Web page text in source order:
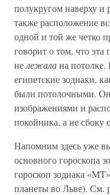
полукругом наверху
также расположение
одной и той же четко
говорит о том, что эта
нележалана потолке.
египетские зодиаки,
были потолочными.
изображениями и
покойника, а не сбоку
Напомним здесь уже
основного гороскопа
гороскоп зодиака
планеты во Льве). См.